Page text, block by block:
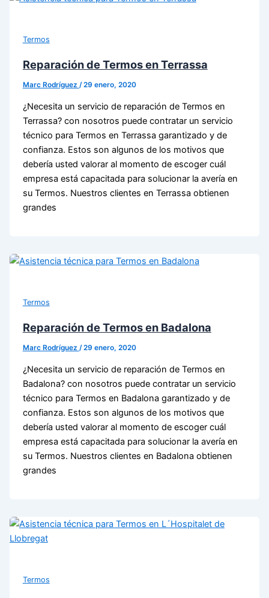
Termos
Reparación de Termos en Terrassa
Marc Rodríguez /29 enero, 2020
¿Necesita un servicio de reparación de Termos en
Terrassa? con nosotros puede contratar un servicio
técnico para Termos en Terrassa garantizado y de
confianza. Estos son algunos de los motivos que
debería usted valorar al momento de escoger cuál
empresa está capacitada para solucionar la avería en
su Termos. Nuestros clientes en Terrassa obtienen
grandes
Termos
Reparación de Termos en Badalona
Marc Rodríguez /29 enero, 2020
¿Necesita un servicio de reparación de Termos en
Badalona? con nosotros puede contratar un servicio
técnico para Termos en Badalona garantizado y de
confianza. Estos son algunos de los motivos que
debería usted valorar al momento de escoger cuál
empresa está capacitada para solucionar la avería en
su Termos. Nuestros clientes en Badalona obtienen
grandes
Termos